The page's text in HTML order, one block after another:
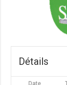
Détails
Date